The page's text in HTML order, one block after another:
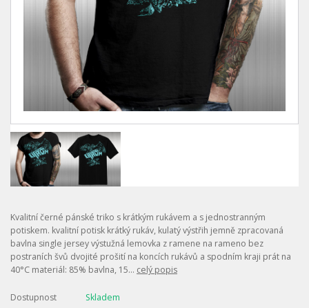
Kvalitní černé pánské triko s krátkým rukávem a s jednostranným
potiskem. kvalitní potisk krátký rukáv, kulatý výstřih jemně zpracovaná
bavlna single jersey výstužná lemovka z ramene na rameno bez
postraních švů dvojité prošití na koncích rukávů a spodním kraji prát na
40°C materiál: 85% bavlna, 15... celý popis
Dostupnost
Skladem